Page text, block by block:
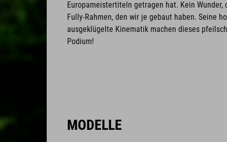
Europameistertiteln getragen hat. Kein
Fully-Rahmen, den wir je gebaut haben. Seine
ausgeklügelte Kinematik machen dieses
Podium!
MODELLE